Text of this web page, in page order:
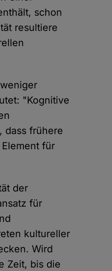
schon
resultiere
"Kognitive
dass frühere
für
der
für
kultureller
Wird
Zeit, bis die